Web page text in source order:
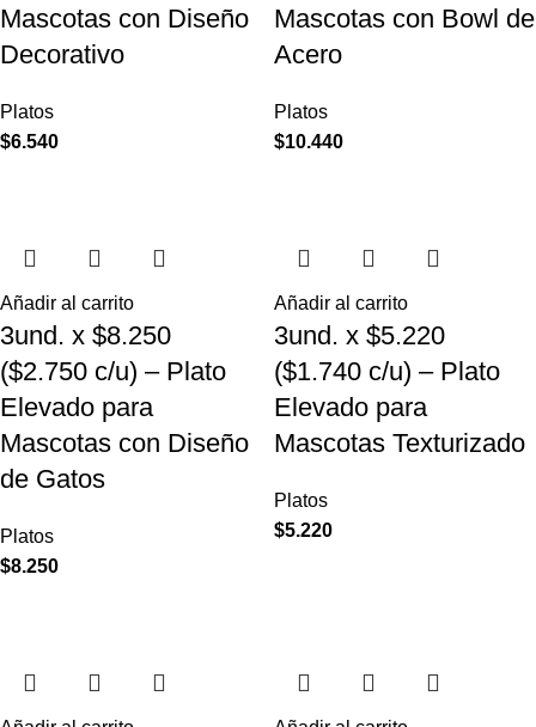
Mascotas con Diseño
Decorativo
Platos
$6.540
Mascotas con Bowl de
Acero
Platos
$10.440
Añadir al carrito
3und. x $8.250
($2.750 c/u) – Plato
Elevado para
Mascotas con Diseño
de Gatos
Platos
$8.250
Añadir al carrito
3und. x $5.220
($1.740 c/u) – Plato
Elevado para
Mascotas Texturizado
Platos
$5.220